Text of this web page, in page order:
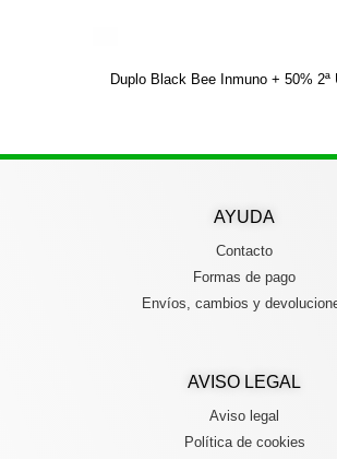
Duplo Black Bee Inmuno + 50% 2ª
AVISO LEGAL
Aviso legal
Política de cookies
AYUDA
Contacto
Formas de pago
Envíos, cambios y